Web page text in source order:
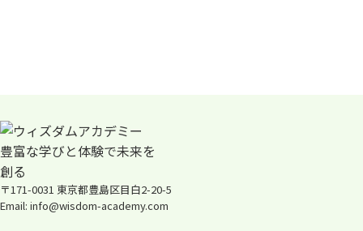
〒171-0031 東京都豊島区目白2-20-5
Email: info@wisdom-academy.com